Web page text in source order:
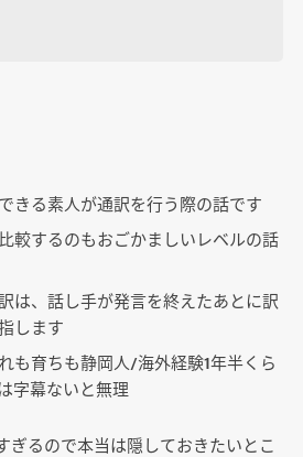
きる素人が通訳を行う際の話です
較するのもおごかましいレベルの話
は、話し手が発言を終えたあとに訳
します
も育ちも静岡人/海外経験1年半くら
字幕ないと無理
ぎるので本当は隠しておきたいとこ